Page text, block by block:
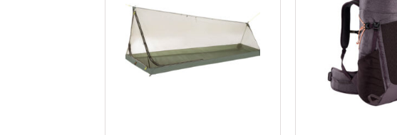
ניתן
לבחור
את
האפשרויות